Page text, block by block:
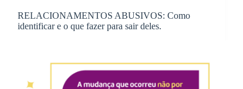
RELACIONAMENTOS ABUSIVOS: Como
identificar e o que fazer para sair deles.